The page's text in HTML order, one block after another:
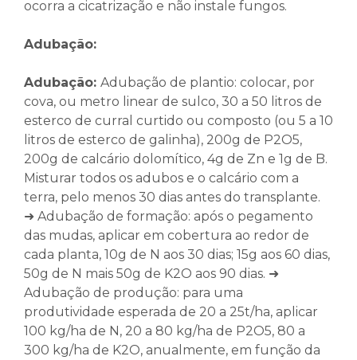
ocorra a cicatrização e não instale fungos.
Adubação:
Adubação: Adubação de plantio: colocar, por
cova, ou metro linear de sulco, 30 a 50 litros de
esterco de curral curtido ou composto (ou 5 a 10
litros de esterco de galinha), 200g de P2O5,
200g de calcário dolomítico, 4g de Zn e 1g de B.
Misturar todos os adubos e o calcário com a
terra, pelo menos 30 dias antes do transplante.
➜ Adubação de formação: após o pegamento
das mudas, aplicar em cobertura ao redor de
cada planta, 10g de N aos 30 dias; 15g aos 60 dias,
50g de N mais 50g de K2O aos 90 dias. ➜
Adubação de produção: para uma
produtividade esperada de 20 a 25t/ha, aplicar
100 kg/ha de N, 20 a 80 kg/ha de P2O5, 80 a
300 kg/ha de K2O, anualmente, em função da